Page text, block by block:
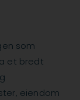
som
et bredt
eiendom